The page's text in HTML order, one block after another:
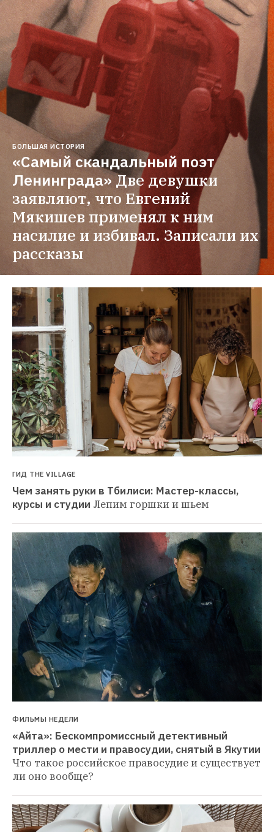
БОЛЬШАЯ ИСТОРИЯ
«Самый скандальный поэт
Ленинграда»Две девушки
заявляют, что Евгений
Мякишев применял к ним
насилие и избивал. Записали их
рассказы
ГИД THE VILLAGE
Чем занять руки в Тбилиси: Мастер-классы,
курсы и студии Лепим горшки и шьем
ФИЛЬМЫ НЕДЕЛИ
«Айта»: Бескомпромиссный детективный
триллер о мести и правосудии, снятый в Якутии
Что такое российское правосудие и существует
ли оно вообще?